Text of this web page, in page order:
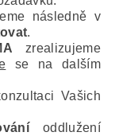
následně v
.
zrealizujeme
se na dalším
Vašich
oddlužení